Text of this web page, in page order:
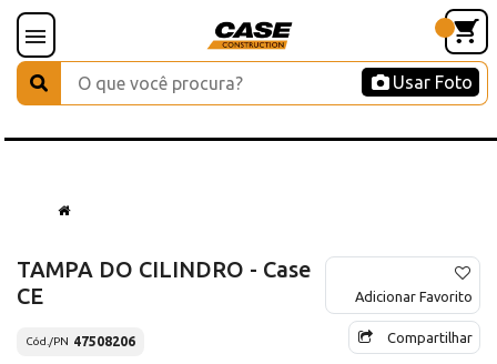
Usar Foto
TAMPA DO CILINDRO - Case
CE
Cód./PN 47508206
Adicionar Favorito
Compartilhar